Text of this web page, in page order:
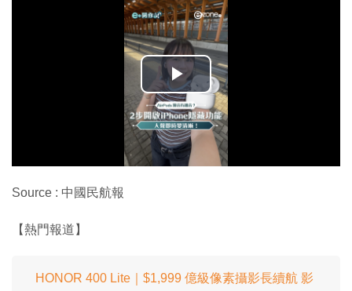
播
放
影
Source : 中國民航報
【熱門報道】
HONOR 400 Lite｜$1,999 億級像素攝影長續航 影